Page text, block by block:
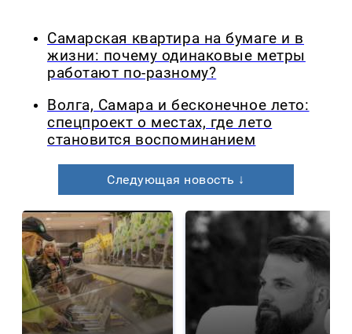
Самарская квартира на бумаге и в
жизни: почему одинаковые метры
работают по-разному?
Волга, Самара и бесконечное лето:
спецпроект о местах, где лето
становится воспоминанием
Следующая новость ↓